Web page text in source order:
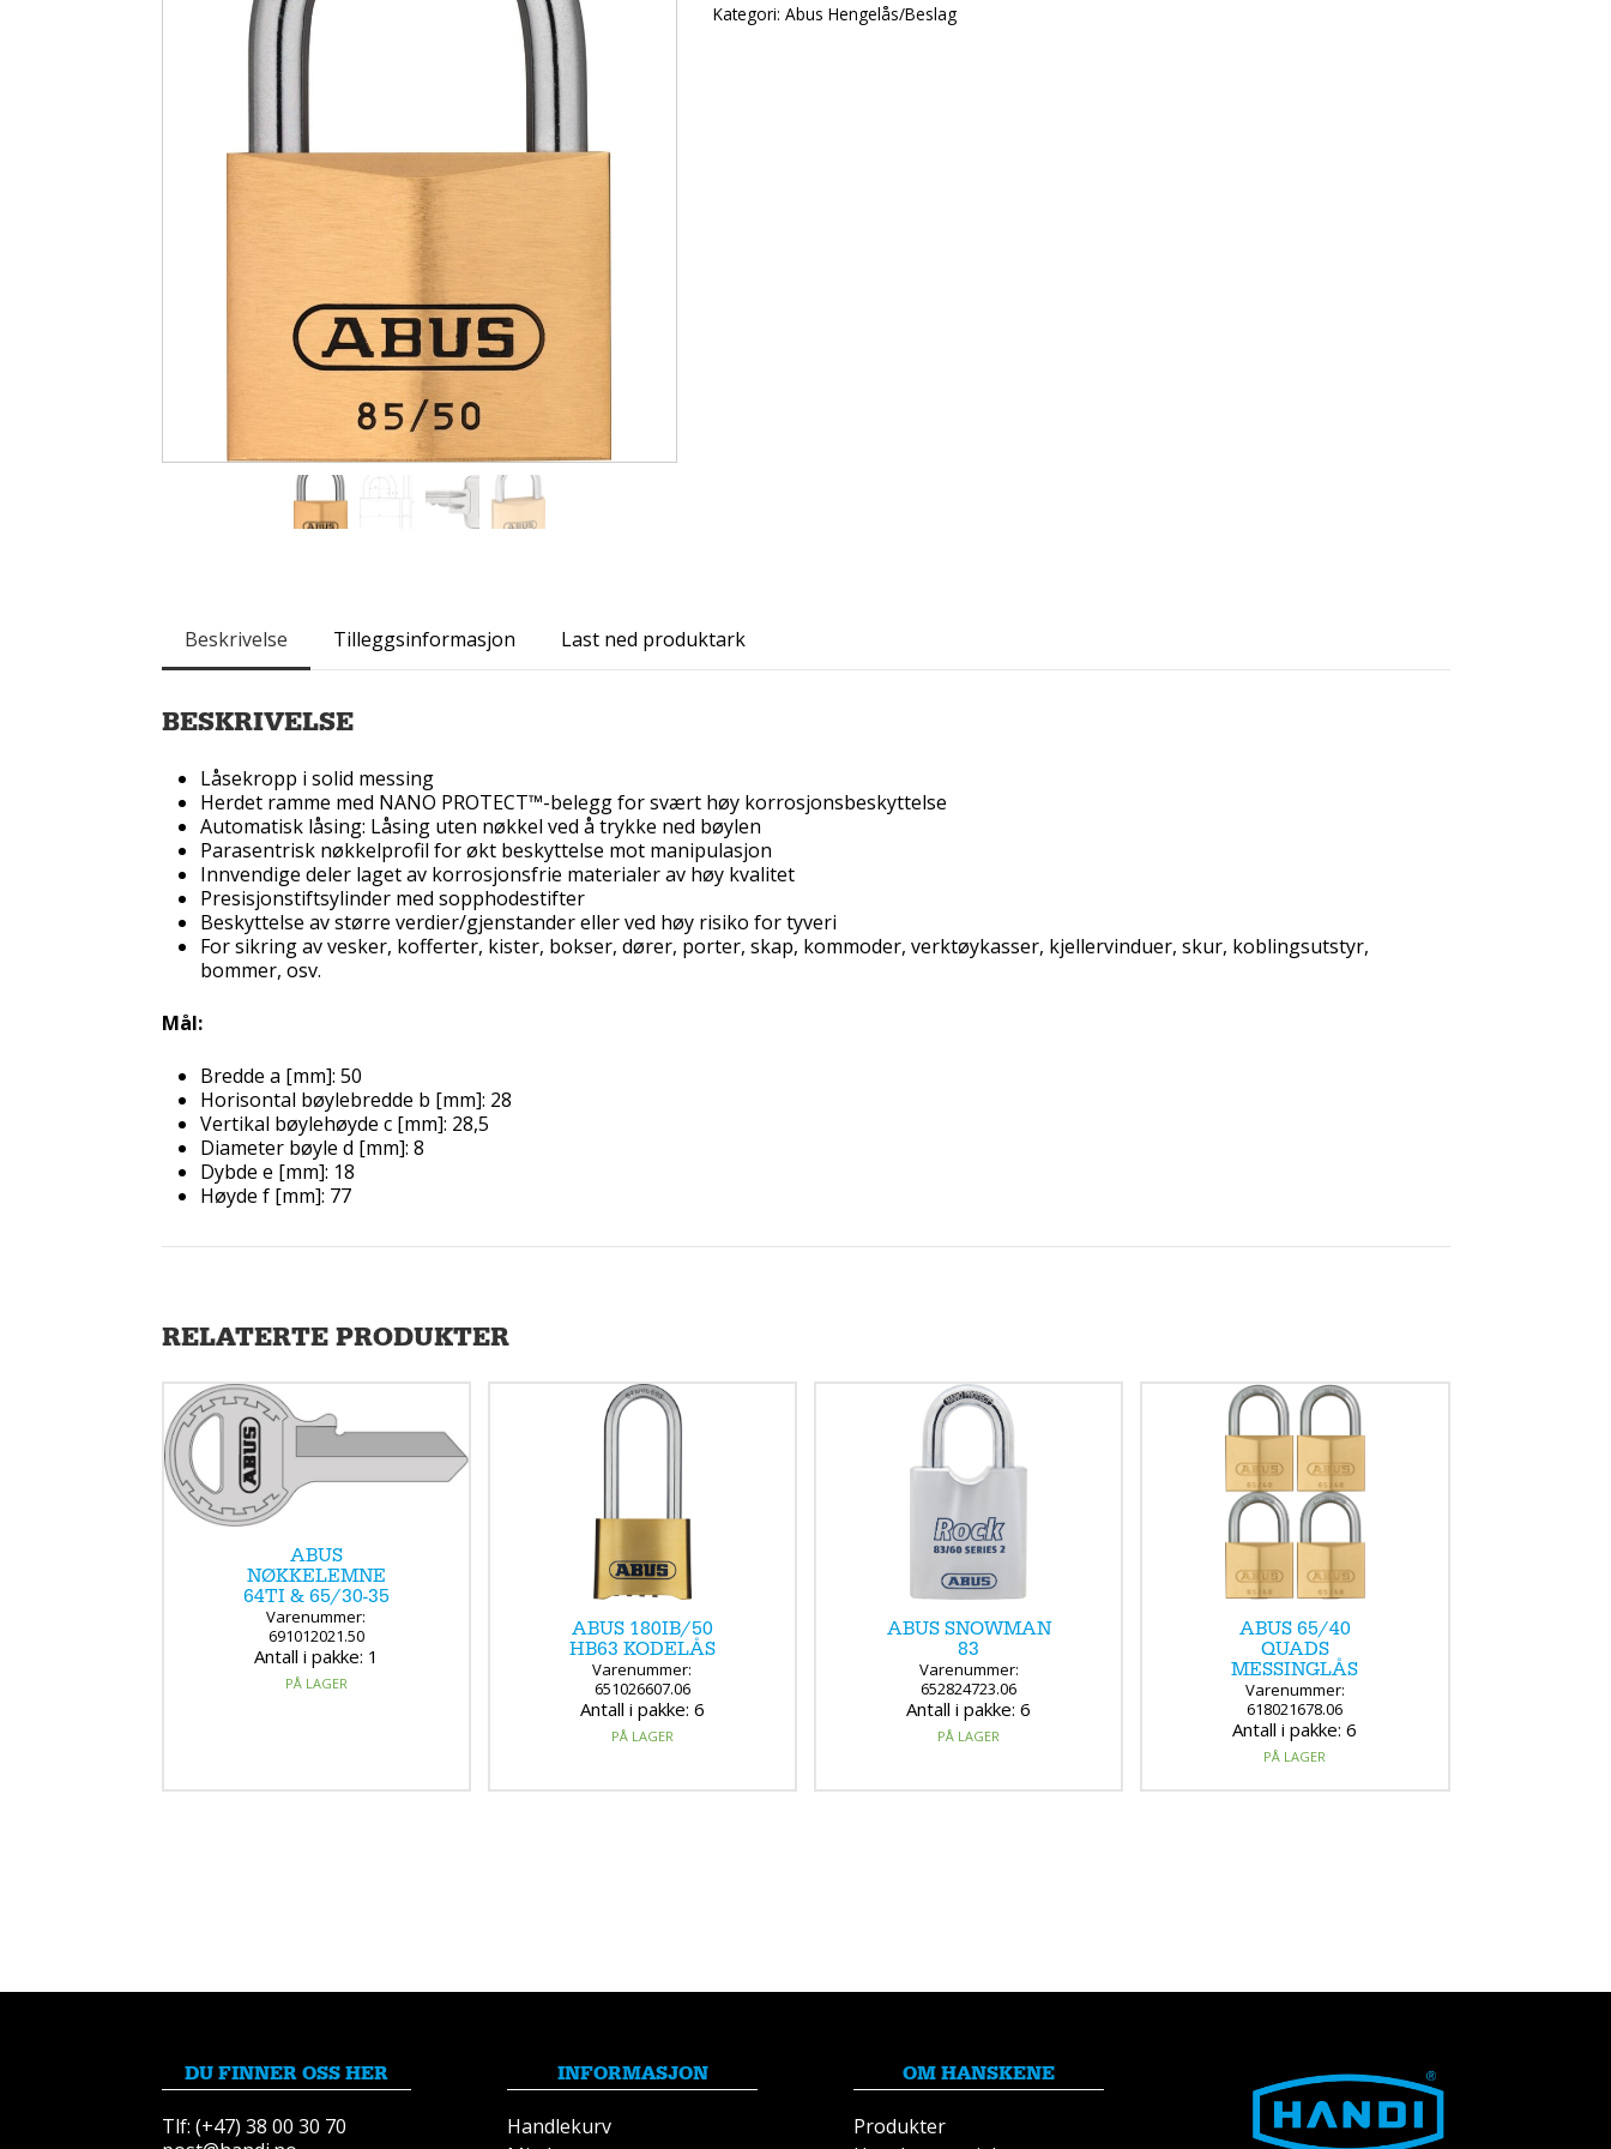
Kategori: Abus Hengelås/Beslag
Beskrivelse Tilleggsinformasjon Last ned produktark
BESKRIVELSE
Låsekropp i solid messing
Herdet ramme med NANO PROTECT™-belegg for svært høy korrosjonsbeskyttelse
Automatisk låsing: Låsing uten nøkkel ved å trykke ned bøylen
Parasentrisk nøkkelprofil for økt beskyttelse mot manipulasjon
Innvendige deler laget av korrosjonsfrie materialer av høy kvalitet
Presisjonstiftsylinder med sopphodestifter
Beskyttelse av større verdier/gjenstander eller ved høy risiko for tyveri
For sikring av vesker, kofferter, kister, bokser, dører, porter, skap, kommoder, verktøykasser, kjellervinduer, skur, koblingsutstyr,
bommer, osv.
Mål:
Bredde a [mm]: 50
Horisontal bøylebredde b [mm]: 28
Vertikal bøylehøyde c [mm]: 28,5
Diameter bøyle d [mm]: 8
Dybde e [mm]: 18
Høyde f [mm]: 77
RELATERTE PRODUKTER
ABUS
NØKKELEMNE
64TI & 65/30-35
Varenummer:
691012021.50
Antall i pakke: 1
PÅ LAGER
ABUS 180IB/50
HB63 KODELÅS
Varenummer:
651026607.06
Antall i pakke: 6
PÅ LAGER
ABUS SNOWMAN
83
Varenummer:
652824723.06
Antall i pakke: 6
PÅ LAGER
ABUS 65/40
QUADS
MESSINGLÅS
Varenummer:
618021678.06
Antall i pakke: 6
PÅ LAGER
DU FINNER OSS HER
Tlf: (+47) 38 00 30 70
INFORMASJON
Handlekurv
OM HANSKENE
Produkter